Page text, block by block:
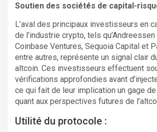
Soutien des sociétés de capital-
L’aval des principaux investisseurs en
de l’industrie crypto, tels
Coinbase Ventures, Sequoia Capital et
entre autres, représente un signal clair
altcoin. Ces investisseurs effectuent
vérifications approfondies avant
ce qui fait de leur implication un gage
quant aux perspectives futures de
Utilité du protocole :